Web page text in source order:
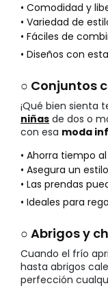
• Comodidad y
• Variedad de
• Fáciles de
• Diseños con
○ Conjuntos
¡Qué bien sienta
niñas de dos o
con esa moda
• Ahorra tiempo
• Asegura un
• Las prendas
• Ideales para
○ Abrigos y
Cuando el frío
hasta abrigos
perfección